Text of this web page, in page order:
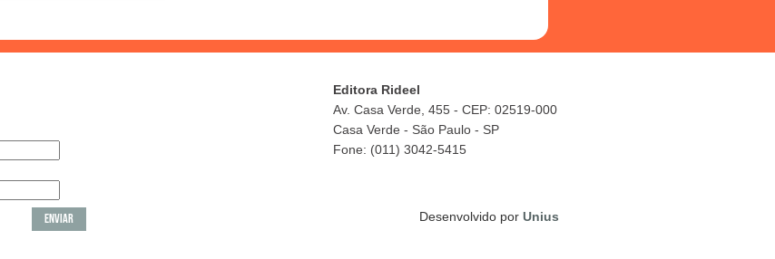
Editora Rideel
Av. Casa Verde, 455 - CEP: 02519-000
Casa Verde - São Paulo - SP
Fone: (011) 3042-5415
Desenvolvido por Unius